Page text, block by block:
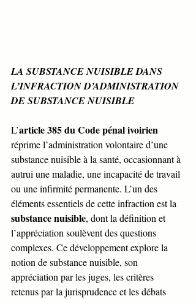
LA SUBSTANCE NUISIBLE DANS
L’INFRACTION D’ADMINISTRATION
DE SUBSTANCE NUISIBLE
L’article 385 du Code pénal ivoirien
réprime l’administration volontaire d’une
substance nuisible à la santé, occasionnant à
autrui une maladie, une incapacité de travail
ou une infirmité permanente. L’un des
éléments essentiels de cette infraction est la
substance nuisible, dont la définition et
l’appréciation soulèvent des questions
complexes. Ce développement explore la
notion de substance nuisible, son
appréciation par les juges, les critères
retenus par la jurisprudence et les débats